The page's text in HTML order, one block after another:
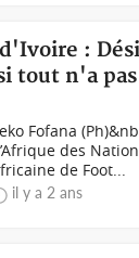
:
tout n'a
Fofana
des
de Foot...
il y a 2 ans